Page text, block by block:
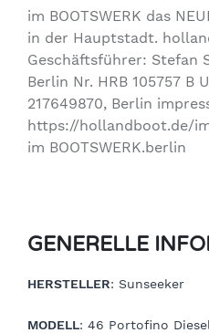
im BOOTSWERK das
in der Hauptstadt.
Geschäftsführer: Stefan
Berlin Nr. HRB 105757 B
217649870, Berlin
https://hollandboot.de/
im BOOTSWERK.berlin
GENERELLE
HERSTELLER: Sunseeker
MODELL: 46 Portofino Diesel